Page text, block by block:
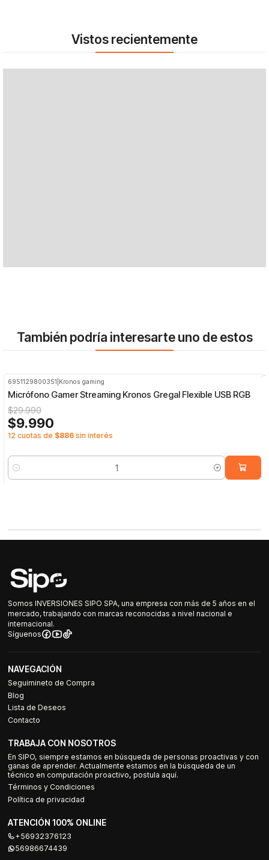
Vistos recientemente
También podría interesarte uno de estos
6951129800351 Kronos gaming
Micrófono Gamer Streaming Kronos Gregal Flexible USB RGB
$29.990
$9.990
12 cuotas de $886 sin interés
Cantidad
Somos INVERSIONES SIPO SPA, una empresa con más de 5 años en el
mercado, trabajando con marcas reconocidas a nivel nacional e
internacional.
Síguenos
NAVEGACIÓN
Seguimineto de Compra
Blog
Lista de Deseos
Contacto
TRABAJA CON NOSOTROS
En SIPO, siempre estamos en búsqueda de personas proactivas y con
ganas de aprender. Actualmente estamos en la búsqueda de un
técnico en computación proactivo, postula aquí.
Términos y Condiciones
Política de privacidad
ATENCIÓN 100% ONLINE
+56932376123
56986674439